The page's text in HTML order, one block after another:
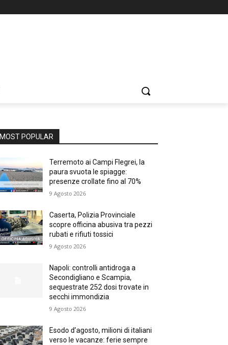
MOST POPULAR
Terremoto ai Campi Flegrei, la
paura svuota le spiagge:
presenze crollate fino al 70%
9 Agosto 2026
Caserta, Polizia Provinciale
scopre officina abusiva tra pezzi
rubati e rifiuti tossici
9 Agosto 2026
Napoli: controlli antidroga a
Secondigliano e Scampia,
sequestrate 252 dosi trovate in
secchi immondizia
9 Agosto 2026
Esodo d’agosto, milioni di italiani
verso le vacanze: ferie sempre